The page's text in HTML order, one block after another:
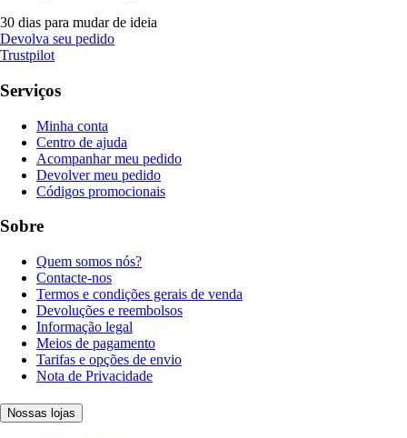
30 dias para mudar de ideia
Devolva seu pedido
Trustpilot
Serviços
Minha conta
Centro de ajuda
Acompanhar meu pedido
Devolver meu pedido
Códigos promocionais
Sobre
Quem somos nós?
Contacte-nos
Termos e condições gerais de venda
Devoluções e reembolsos
Informação legal
Meios de pagamento
Tarifas e opções de envio
Nota de Privacidade
Nossas lojas